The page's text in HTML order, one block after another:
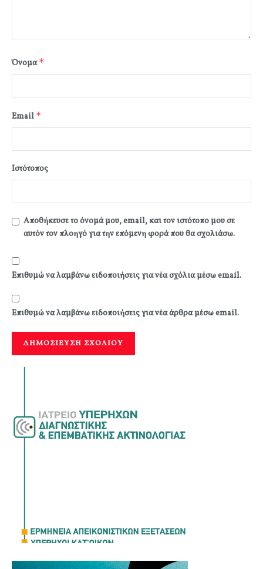
Όνομα*
Email *
Ιστότοπος
Αποθήκευσε το όνομά μου, email, και τον ιστότοπο μου σε
αυτόν τον πλοηγό για την επόμενη φορά που θα σχολιάσω.
Επιθυμώ να λαμβάνω ειδοποιήσεις για νέα σχόλια μέσω email.
Επιθυμώ να λαμβάνω ειδοποιήσεις για νέα άρθρα μέσω email.